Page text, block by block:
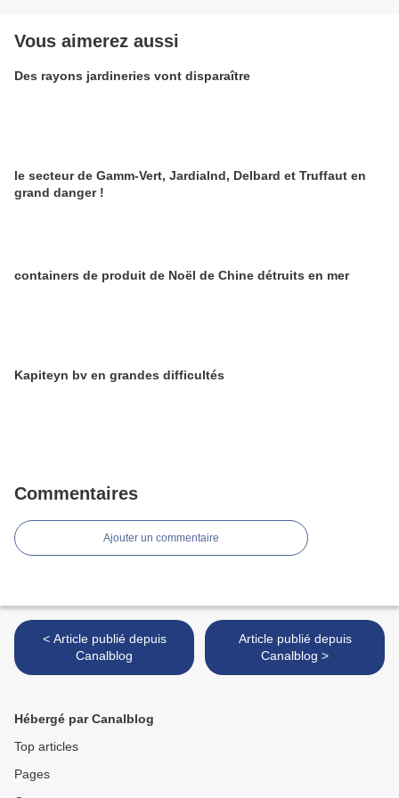
Vous aimerez aussi
Des rayons jardineries vont disparaître
le secteur de Gamm-Vert, Jardialnd, Delbard et Truffaut en
grand danger !
containers de produit de Noël de Chine détruits en mer
Kapiteyn bv en grandes difficultés
Commentaires
Ajouter un commentaire
< Article publié depuis
Canalblog
Article publié depuis
Canalblog >
Hébergé par Canalblog
Top articles
Pages